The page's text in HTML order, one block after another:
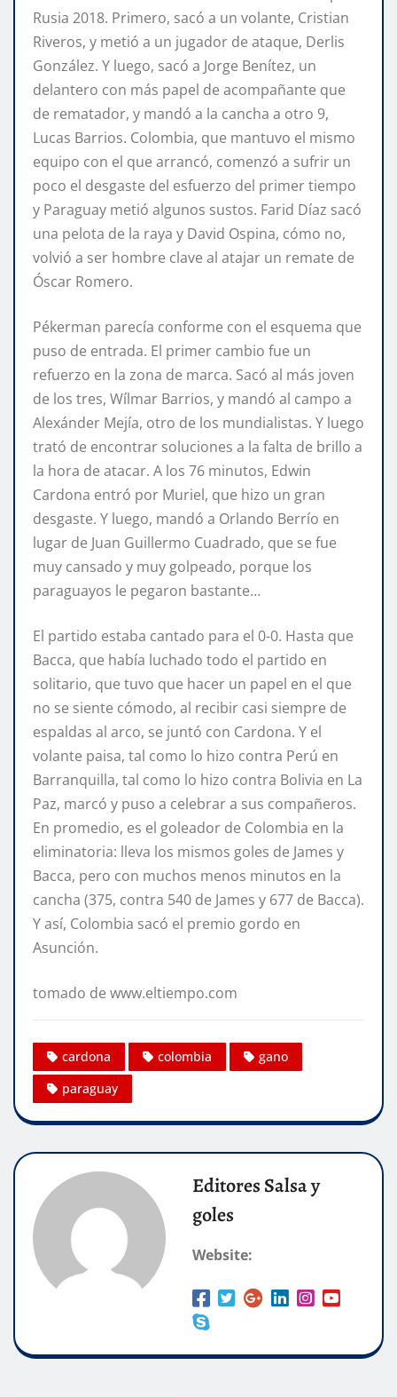
Rusia 2018. Primero, sacó a un volante, Cristian
Riveros, y metió a un jugador de ataque, Derlis
González. Y luego, sacó a Jorge Benítez, un
delantero con más papel de acompañante que
de rematador, y mandó a la cancha a otro 9,
Lucas Barrios. Colombia, que mantuvo el mismo
equipo con el que arrancó, comenzó a sufrir un
poco el desgaste del esfuerzo del primer tiempo
y Paraguay metió algunos sustos. Farid Díaz sacó
una pelota de la raya y David Ospina, cómo no,
volvió a ser hombre clave al atajar un remate de
Óscar Romero.
Pékerman parecía conforme con el esquema que
puso de entrada. El primer cambio fue un
refuerzo en la zona de marca. Sacó al más joven
de los tres, Wílmar Barrios, y mandó al campo a
Alexánder Mejía, otro de los mundialistas. Y luego
trató de encontrar soluciones a la falta de brillo a
la hora de atacar. A los 76 minutos, Edwin
Cardona entró por Muriel, que hizo un gran
desgaste. Y luego, mandó a Orlando Berrío en
lugar de Juan Guillermo Cuadrado, que se fue
muy cansado y muy golpeado, porque los
paraguayos le pegaron bastante…
El partido estaba cantado para el 0-0. Hasta que
Bacca, que había luchado todo el partido en
solitario, que tuvo que hacer un papel en el que
no se siente cómodo, al recibir casi siempre de
espaldas al arco, se juntó con Cardona. Y el
volante paisa, tal como lo hizo contra Perú en
Barranquilla, tal como lo hizo contra Bolivia en La
Paz, marcó y puso a celebrar a sus compañeros.
En promedio, es el goleador de Colombia en la
eliminatoria: lleva los mismos goles de James y
Bacca, pero con muchos menos minutos en la
cancha (375, contra 540 de James y 677 de Bacca).
Y así, Colombia sacó el premio gordo en
Asunción.
tomado de www.eltiempo.com
cardona colombia
gano
paraguay
Editores Salsa y
goles
Website: